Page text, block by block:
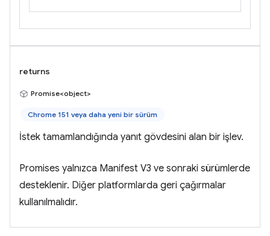
returns
Promise<object>
Chrome 151 veya daha yeni bir sürüm
İstek tamamlandığında yanıt gövdesini alan bir işlev.
Promises yalnızca Manifest V3 ve sonraki sürümlerde
desteklenir. Diğer platformlarda geri çağırmalar
kullanılmalıdır.